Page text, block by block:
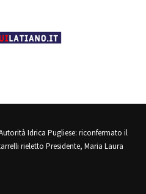
Idrica Pugliese: riconfermato il
rieletto Presidente, Maria Laura